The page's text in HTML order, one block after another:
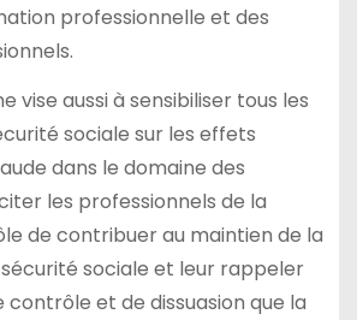
professionnelle et des
vise aussi à sensibiliser tous les
sociale sur les effets
dans le domaine des
les professionnels de la
de contribuer au maintien de la
sociale et leur rappeler
contrôle et de dissuasion que la